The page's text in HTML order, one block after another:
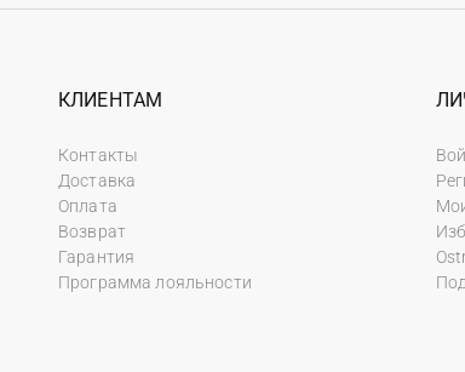
КЛИЕНТАМ
Контакты
Доставка
Оплата
Возврат
Гарантия
Программа лояльности